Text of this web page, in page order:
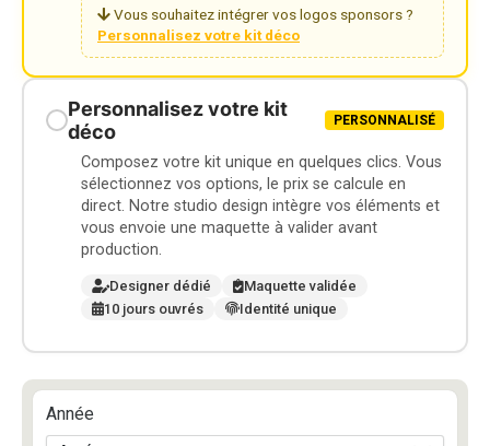
Vous souhaitez intégrer vos logos sponsors ?
Personnalisez votre kit déco
Personnalisez votre kit
déco
PERSONNALISÉ
Composez votre kit unique en quelques clics. Vous
sélectionnez vos options, le prix se calcule en
direct. Notre studio design intègre vos éléments et
vous envoie une maquette à valider avant
production.
Designer dédié
Maquette validée
10 jours ouvrés
Identité unique
Année